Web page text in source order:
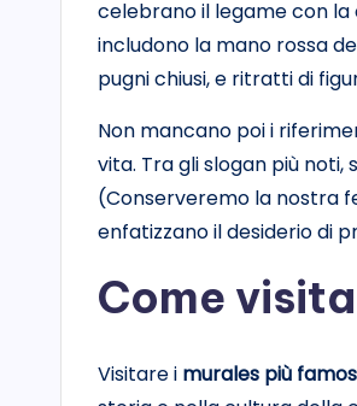
celebrano il legame con la
includono la mano rossa
pugni chiusi, e ritratti di
Non mancano poi i
vita. Tra gli slogan più
(Conserveremo la nostra
enfatizzano il desiderio di
Come
Visitare i murales più